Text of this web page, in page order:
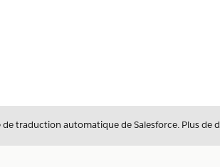
traduction automatique de Salesforce. Plus de